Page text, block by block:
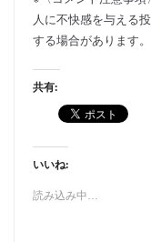
人に不快感を与える
する場合があります。
共有:
いいね:
読み込み中…